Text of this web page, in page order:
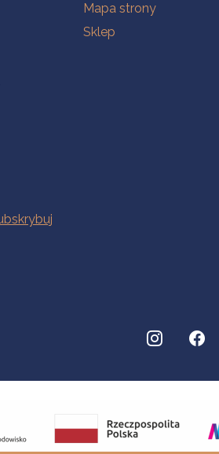
Mapa strony
Sklep